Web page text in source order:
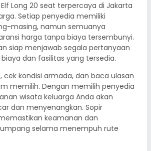
Long 20 seat terpercaya di Jakarta
Setiap penyedia memiliki
masing, namun semuanya
harga tanpa biaya tersembunyi.
siap menjawab segala pertanyaan
dan fasilitas yang tersedia.
cek kondisi armada, dan baca ulasan
memilih. Dengan memilih penyedia
wisata keluarga Anda akan
dan menyenangkan. Sopir
keamanan dan
selama menempuh rute